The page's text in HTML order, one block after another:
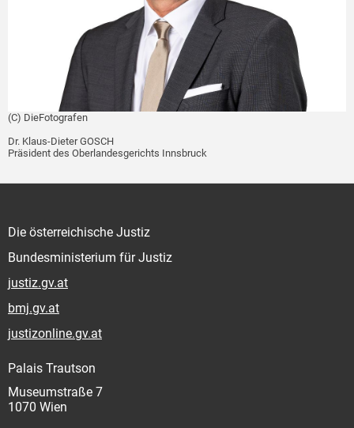
(C) DieFotografen
Dr. Klaus-Dieter GOSCH
Präsident des Oberlandesgerichts Innsbruck
Die österreichische Justiz
Bundesministerium für Justiz
justiz.gv.at
bmj.gv.at
justizonline.gv.at
Palais Trautson
Museumstraße 7
1070 Wien